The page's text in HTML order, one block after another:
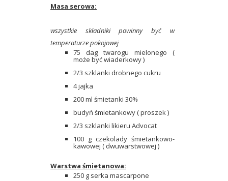
Masa serowa:
wszystkie składniki powinny być w
temperaturze pokojowej
75 dag twarogu mielonego (
może być wiaderkowy )
2/3 szklanki drobnego cukru
4 jajka
200 ml śmietanki 30%
budyń śmietankowy ( proszek )
2/3 szklanki likieru Advocat
100 g czekolady śmietankowo-
kawowej ( dwuwarstwowej )
Warstwa śmietanowa:
250 g serka mascarpone